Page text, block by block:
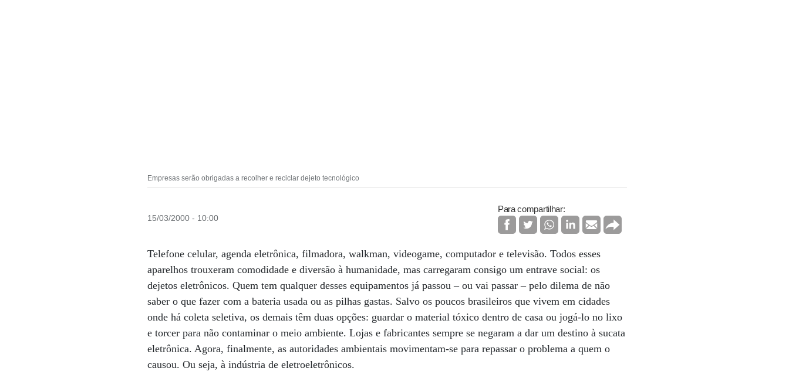
Empresas serão obrigadas a recolher e reciclar dejeto tecnológico
15/03/2000 - 10:00
Para compartilhar:
Telefone celular, agenda eletrônica, filmadora, walkman, videogame, computador e televisão. Todos esses
aparelhos trouxeram comodidade e diversão à humanidade, mas carregaram consigo um entrave social: os
dejetos eletrônicos. Quem tem qualquer desses equipamentos já passou – ou vai passar – pelo dilema de não
saber o que fazer com a bateria usada ou as pilhas gastas. Salvo os poucos brasileiros que vivem em cidades
onde há coleta seletiva, os demais têm duas opções: guardar o material tóxico dentro de casa ou jogá-lo no lixo
e torcer para não contaminar o meio ambiente. Lojas e fabricantes sempre se negaram a dar um destino à sucata
eletrônica. Agora, finalmente, as autoridades ambientais movimentam-se para repassar o problema a quem o
causou. Ou seja, à indústria de eletroeletrônicos.